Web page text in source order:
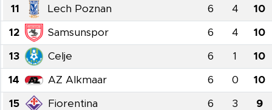
11 Lech Poznan 6 4 10
12 Samsunspor 6 4 10
13 Celje 6 1 10
14 AZ Alkmaar 6 0 10
15 Fiorentina 6 3 9